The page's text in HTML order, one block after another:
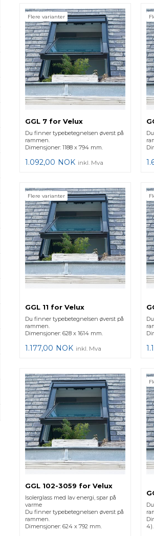
Flere varianter
GGL 7 for Velux
Du finner typebetegnelsen øverst på
rammen.
Dimensjoner: 1188 x 794 mm.
1.092,00 NOK inkl. Mva
Flere varianter
GGL 11 for Velux
Du finner typebetegnelsen øverst på
rammen.
Dimensjoner: 628 x 1614 mm.
1.177,00 NOK inkl. Mva
GGL 102-3059 for Velux
Isolerglass med lav energi, spar på
varme
Du finner typebetegnelsen øverst på
rammen.
Dimensjoner: 624 x 792 mm.
4).